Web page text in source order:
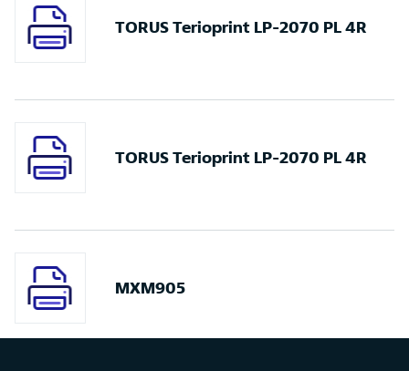
TORUS Terioprint LP-2070 PL 4R
TORUS Terioprint LP-2070 PL 4R
MXM905